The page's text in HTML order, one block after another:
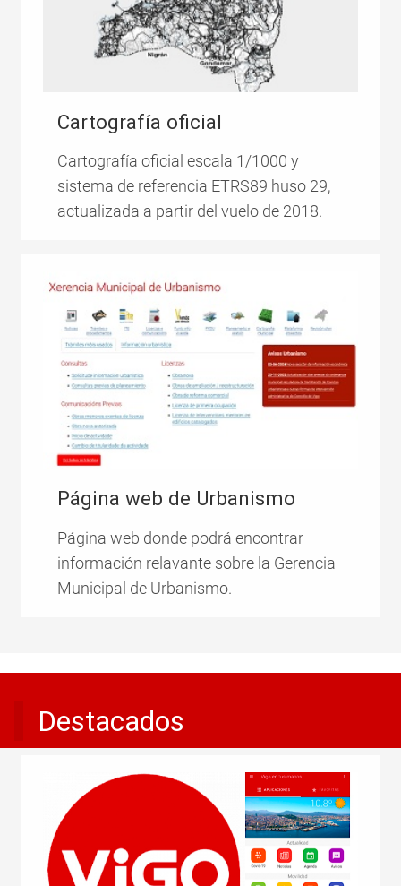
Cartografía oficial
Cartografía oficial escala 1/1000 y
sistema de referencia ETRS89 huso 29,
actualizada a partir del vuelo de 2018.
Página web de Urbanismo
Página web donde podrá encontrar
información relavante sobre la Gerencia
Municipal de Urbanismo.
Destacados